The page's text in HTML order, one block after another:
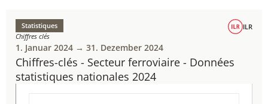
Chiffres-clés - Secteur ferroviaire - Données
statistiques nationales 2024
Statistiques
Chiffres clés
ILR
1. Januar 2024 → 31. Dezember 2024